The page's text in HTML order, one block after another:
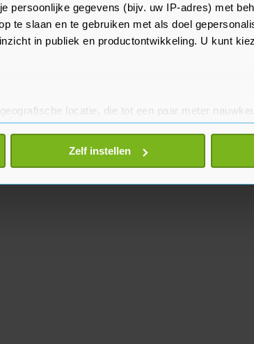
persoonlijke gegevens (bijv. uw IP-adres) met
te slaan en te gebruiken met als doel
in publiek en productontwikkeling. U kunt
locatie, die tot een paar meter
actief te scannen op specifieke eigenschappen
worden verwerkt en stel uw voorkeuren in
in de Cookieverklaring.
Zelf instellen
nieuw Europees